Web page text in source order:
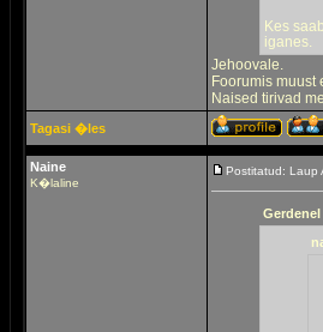
Kes
iganes.
Jehoovale.
Foorumis muust
Naised tirivad
Tagasi �les
Naine
K�laline
Postitatud: Laup